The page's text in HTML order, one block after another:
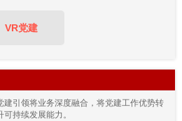
VR党建
建引领将业务深度融合，将党建工作优势转
持续发展能力。